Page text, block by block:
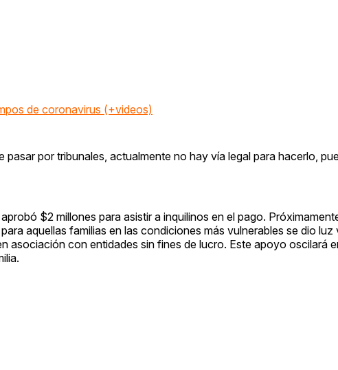
de coronavirus (+videos)
por tribunales, actualmente no hay vía legal para hacerlo,
$2 millones para asistir a inquilinos en el pago.
aquellas familias en las condiciones más vulnerables se dio
asociación con entidades sin fines de lucro. Este apoyo oscilará